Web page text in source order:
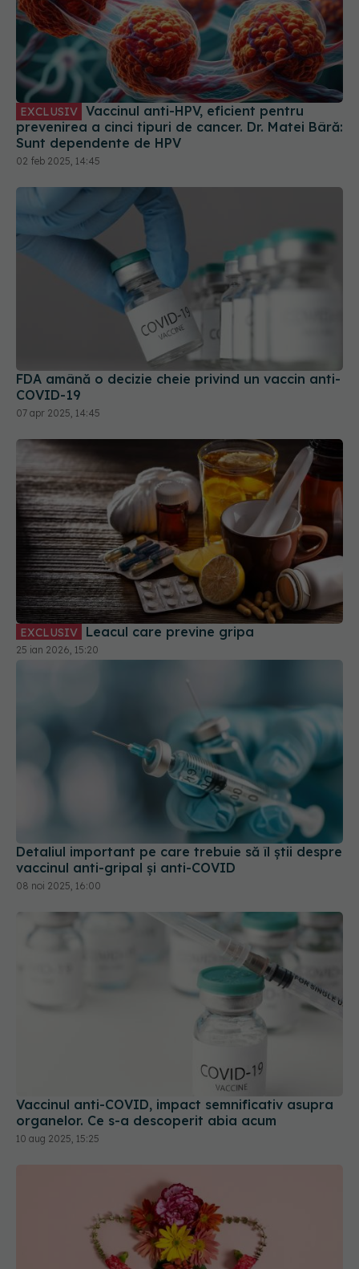
EXCLUSIV
Vaccinul anti-HPV, eficient pentru
prevenirea a cinci tipuri de cancer. Dr. Matei Bâră:
Sunt dependente de HPV
02 feb 2025, 14:45
FDA amână o decizie cheie privind un vaccin anti-
EXCLUSIV Leacul care previne gripa
25 ian 2026, 15:20
Detaliul important pe care trebuie să îl știi despre
vaccinul anti-gripal și anti-COVID
organelor. Ce s-a descoperit abia acum